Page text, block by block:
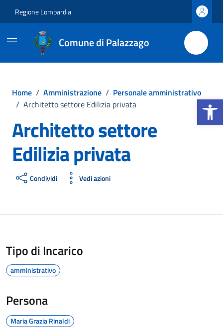
Apri la
Regione Lombardia
Comune di Palazzago
Home / Amministrazione / Personale amministrativo
/ Architetto settore Edilizia privata
Architetto settore
Edilizia privata
Condividi Vedi azioni
Tipo di Incarico
amministrativo
Persona
Maria Grazia Rinaldi